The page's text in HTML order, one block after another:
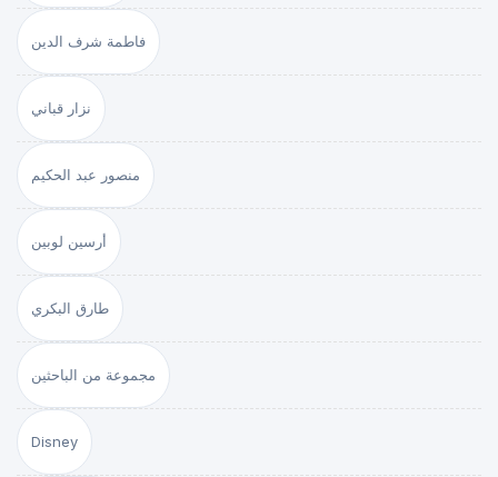
فاطمة شرف الدين
نزار قباني
منصور عبد الحكيم
أرسين لوبين
طارق البكري
مجموعة من الباحثين
Disney